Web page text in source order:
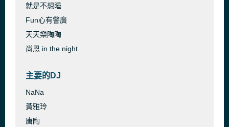
就是不想睡
Fun心有警廣
天天樂陶陶
尚恩 in the night
主要的DJ
NaNa
黃雅玲
唐陶